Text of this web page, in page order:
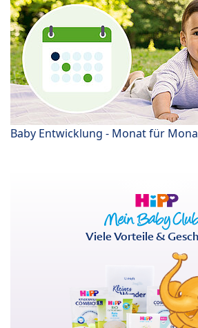
Baby Entwicklung - Monat für
Viele Vorteile &